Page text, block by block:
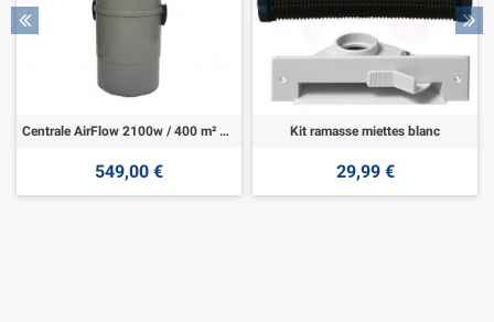
Centrale AirFlow 2100w / 400 m² Garantie 5 ans
549,00 €
Kit ramasse miettes blanc
29,99 €